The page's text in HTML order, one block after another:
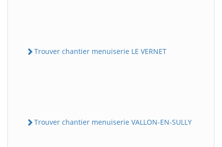
Trouver chantier menuiserie LE VERNET
Trouver chantier menuiserie VALLON-EN-SULLY